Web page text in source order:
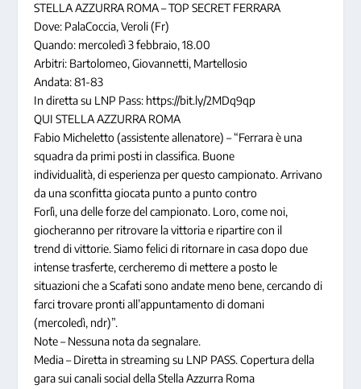
STELLA AZZURRA ROMA – TOP SECRET FERRARA
Dove: PalaCoccia, Veroli (Fr)
Quando: mercoledì 3 febbraio, 18.00
Arbitri: Bartolomeo, Giovannetti, Martellosio
Andata: 81-83
In diretta su LNP Pass: https://bit.ly/2MDq9qp
QUI STELLA AZZURRA ROMA
Fabio Micheletto (assistente allenatore) – “Ferrara è una
squadra da primi posti in classifica. Buone
individualità, di esperienza per questo campionato. Arrivano
da una sconfitta giocata punto a punto contro
Forlì, una delle forze del campionato. Loro, come noi,
giocheranno per ritrovare la vittoria e ripartire con il
trend di vittorie. Siamo felici di ritornare in casa dopo due
intense trasferte, cercheremo di mettere a posto le
situazioni che a Scafati sono andate meno bene, cercando di
farci trovare pronti all’appuntamento di domani
(mercoledì, ndr)”.
Note – Nessuna nota da segnalare.
Media – Diretta in streaming su LNP PASS. Copertura della
gara sui canali social della Stella Azzurra Roma